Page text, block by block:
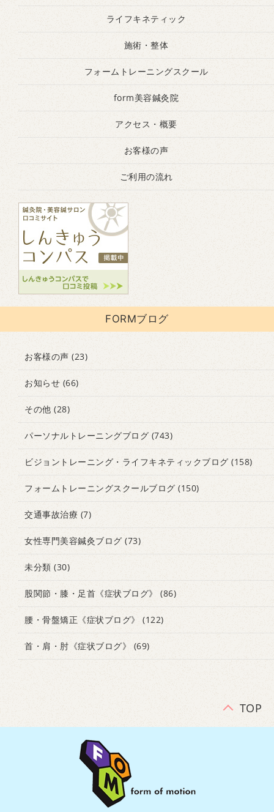
ライフキネティック
施術・整体
フォームトレーニングスクール
form美容鍼灸院
アクセス・概要
お客様の声
ご利用の流れ
FORMブログ
お客様の声 (23)
お知らせ (66)
その他 (28)
パーソナルトレーニングブログ (743)
ビジョントレーニング・ライフキネティックブログ (158)
フォームトレーニングスクールブログ (150)
交通事故治療 (7)
女性専門美容鍼灸ブログ (73)
未分類 (30)
股関節・膝・足首《症状ブログ》 (86)
腰・骨盤矯正《症状ブログ》 (122)
首・肩・肘《症状ブログ》 (69)
TOP